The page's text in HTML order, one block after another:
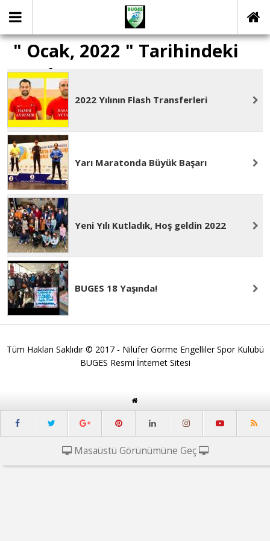
" Ocak, 2022 " Tarihindeki
yazılar
2022 Yılının Flash Transferleri
Yarı Maratonda Büyük Başarı
Yeni Yılı Kutladık, Hoş geldin 2022
BUGES 18 Yaşında!
Tüm Hakları Saklıdır © 2017 - Nilüfer Görme Engelliler Spor Kulübü
BUGES Resmi İnternet Sitesi
Masaüstü Görünümüne Geç